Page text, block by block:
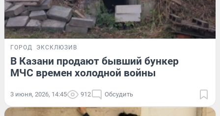
ГОРОД ЭКСКЛЮЗИВ
В Казани продают бывший бункер
МЧС времен холодной войны
3 июня, 2026, 14:45 912 Обсудить